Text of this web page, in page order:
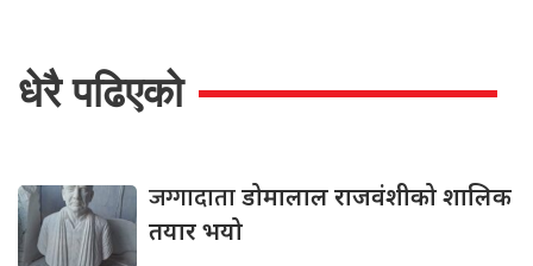
धेरै पढिएको
जग्गादाताडोमालाल राजवंशीको शालिक
तयार भयो